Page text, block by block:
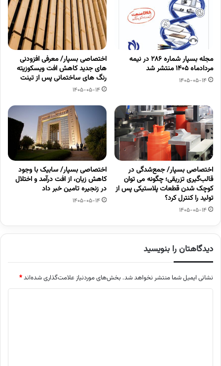
مجله بسپار شماره 286 در نیمه
مردادماه 1405 منتشر شد
1405-05-14
اختصاصی بسپار/ معرفی افزودنی
های جدید کاهش افت ویسکوزیته
رنگ های ساختمانی پس از تینت
1405-05-14
اختصاصی بسپار/ جمع‌شدگی در
قالب‌گیری تزریقی؛ چگونه می توان
کوچک شدن قطعات پلاستیکی پس از
تولید را کنترل کرد؟
1405-05-14
اختصاصی بسپار/ سابیک با وجود
کاهش زیان، از افت درآمد و اختلال
در زنجیره تامین خبر داد
1405-05-14
دیدگاهتان را بنویسید
نشانی ایمیل شما منتشر نخواهد شد. بخش‌های موردنیاز علامت‌گذاری شده‌اند*